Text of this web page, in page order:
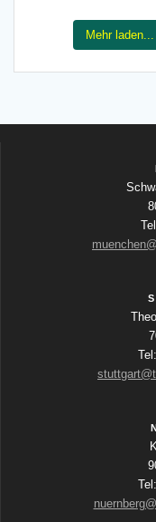
Mehr laden...